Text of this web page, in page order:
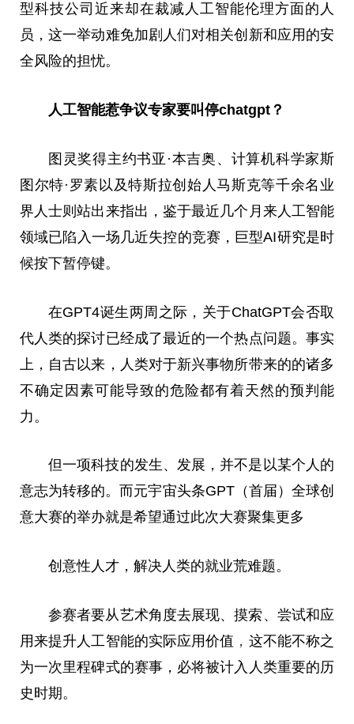
型科技公司 近来却在裁减人工智能伦理方面的人
员，这一举动难免加剧人们对相关创新和应用的安
全风险的担忧。
人工智能惹争议专家要叫停chatgpt？
图灵奖得主约书亚·本吉奥、计算机科学家斯
图尔特·罗素以及特斯拉创始人马斯克等千余名业
界人士则站出来指出，鉴于最近 几个月来人工智能
领域已陷入一场几近失控的竞赛，巨型AI研究是时
候按下暂停键。
在GPT4诞生两周之际，关于ChatGPT会否取
代人类的探讨已经成了最近的一个热点问题。事实
上，自古以来，人类对于新兴事物所带来的的诸多
不确定因素可能导致的危险都有着天然的预判能
力。
但一项科技的发生、发展，并不是以某个人的
意志为转移的。而元宇宙头条GPT（首届）全球创
意大赛的举办就是希望通过此次大赛聚集更多
创意性 人才，解决人类的就业荒难题。
参赛者要从艺术角度去展现、摸索、尝试和应
用来提升人工智能的实际应用价值 ， 这不能不称之
为一次里程碑式的赛事，必将被计入人类重要的历
史时期。